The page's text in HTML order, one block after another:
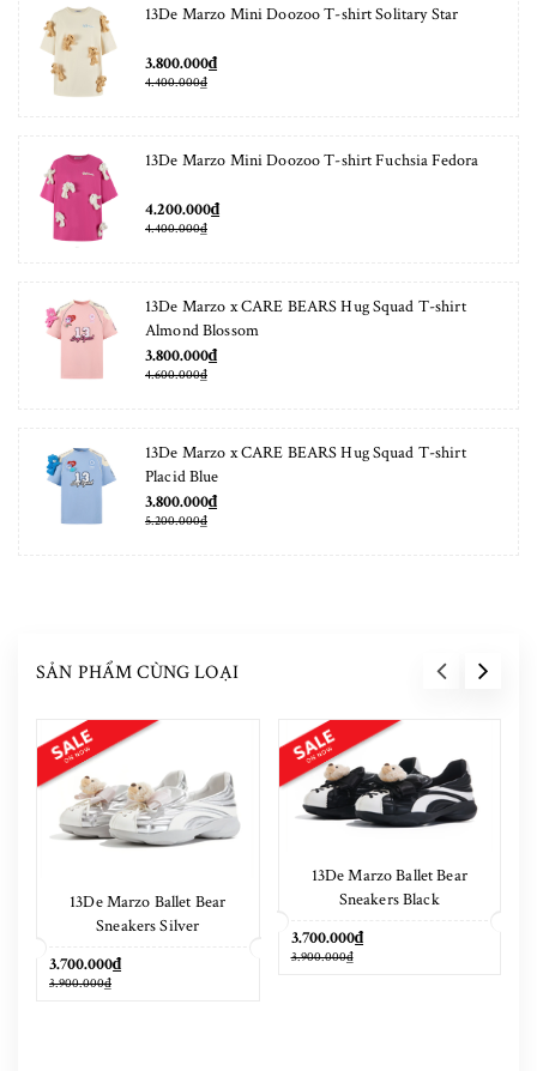
13De Marzo Mini Doozoo T-shirt Solitary Star
3.800.000₫
4.400.000₫
13De Marzo Mini Doozoo T-shirt Fuchsia Fedora
4.200.000₫
4.400.000₫
13De Marzo x CARE BEARS Hug Squad T-shirt
Almond Blossom
3.800.000₫
4.600.000₫
13De Marzo x CARE BEARS Hug Squad T-shirt
Placid Blue
3.800.000₫
5.200.000₫
SẢN PHẨM CÙNG LOẠI
13De Marzo Ballet Bear
Sneakers Silver
3.700.000₫
3.900.000₫
13De Marzo Ballet Bear
Sneakers Black
3.700.000₫
3.900.000₫